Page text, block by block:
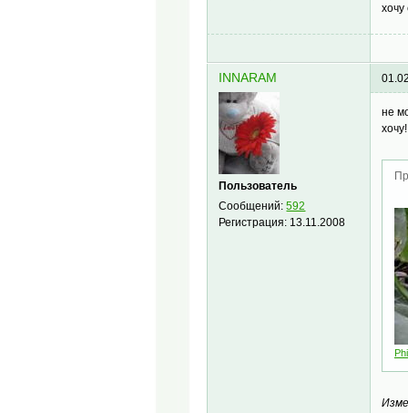
INNARAM
Пользователь
Сообщений:592
Регистрация: 13.11.2008
не